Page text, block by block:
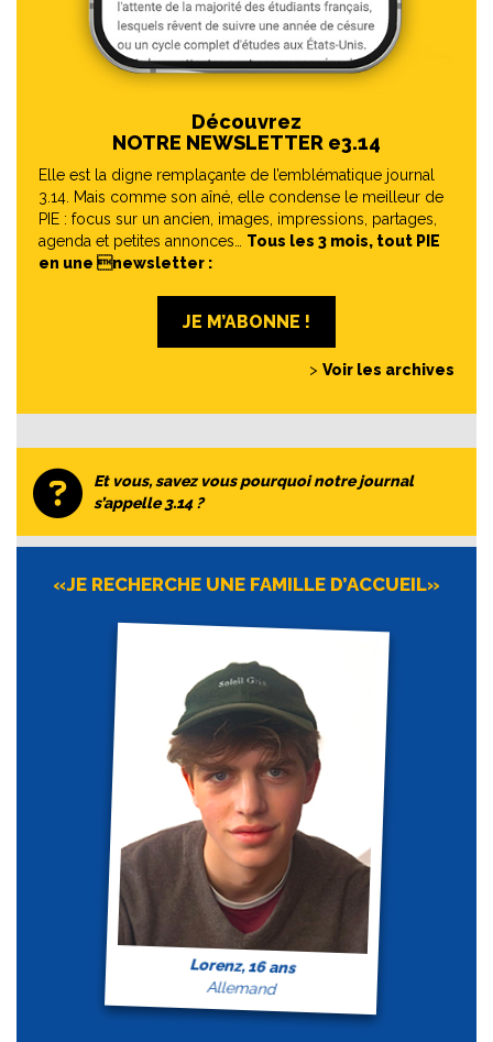
Découvrez
NOTRE NEWSLETTER e3.14
Elle est la digne remplaçante de l’emblématique journal
3.14. Mais comme son aîné, elle condense le meilleur de
PIE : focus sur un ancien, images, impressions, partages,
agenda et petites annonces… Tous les 3 mois, tout PIE
en une newsletter :
JE M’ABONNE !
> Voir les archives
Et vous, savez vous pourquoi notre journal
s’appelle 3.14 ?
«JE RECHERCHE UNE FAMILLE D’ACCUEIL»
Lorenz, 16 ans
Allemand